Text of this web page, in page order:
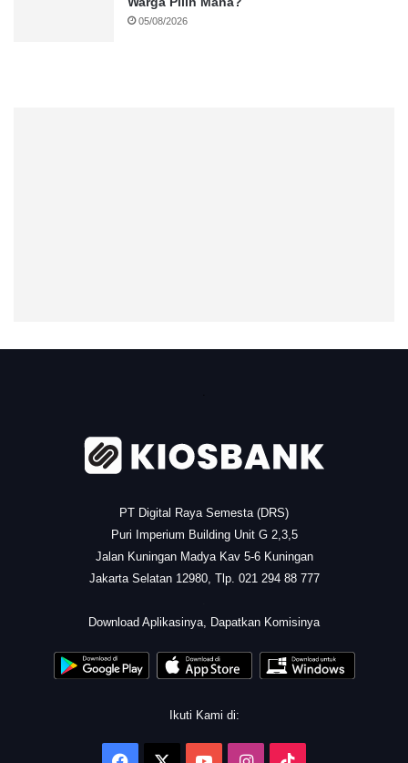
05/08/2026
.
PT Digital Raya Semesta (DRS)
Puri Imperium Building Unit G 2,3,5
Jalan Kuningan Madya Kav 5-6 Kuningan
Jakarta Selatan 12980, Tlp. 021 294 88 777
Download Aplikasinya, Dapatkan Komisinya
Ikuti Kami di: